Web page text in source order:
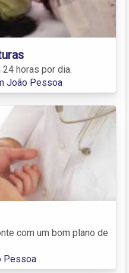
horas por dia.
João Pessoa
com um bom plano de
Pessoa